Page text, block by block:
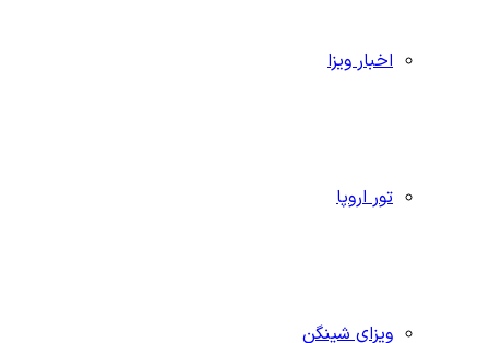
اخبار ویزا
تور اروپا
ویزای شینگن